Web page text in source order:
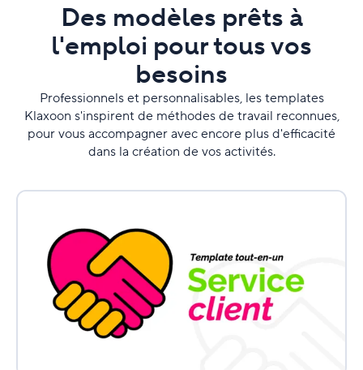
Des modèles prêts à
l'emploi pour tous vos
besoins
Professionnels et personnalisables, les templates
Klaxoon s'inspirent de méthodes de travail reconnues,
pour vous accompagner avec encore plus d'efficacité
dans la création de vos activités.
Service